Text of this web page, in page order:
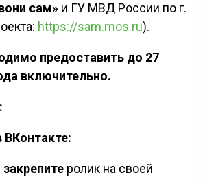
сам» и ГУ МВД России по г.
https://sam.mos.ru).
предоставить до 27
включительно.
ВКонтакте:
закрепите ролик на своей